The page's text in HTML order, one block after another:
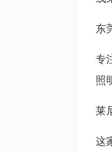
东
专
照
莱
这